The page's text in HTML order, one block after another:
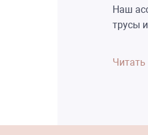
Наш
трусы
Читать